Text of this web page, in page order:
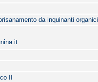
da inquinanti organici
II